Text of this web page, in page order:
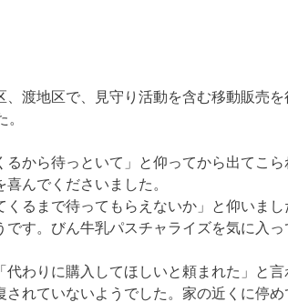
渡地区で、見守り活動を含む移動販売を
から待っといて」と仰ってから出てこら
んでくださいました。
るまで待ってもらえないか」と仰いま
す。びん牛乳パスチャライズを気に入
わりに購入してほしいと頼まれた」と言
れていないようでした。家の近くに停